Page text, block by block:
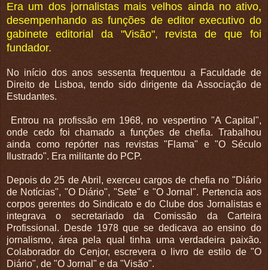
Era um dos jornalistas mais velhos ainda no ativo,
desempenhando as funções de editor executivo do
gabinete editorial da "Visão", revista de que foi
fundador.
No início dos anos sessenta frequentou a Faculdade de
Direito de Lisboa, tendo sido dirigente da Associação de
Estudantes.
Entrou na profissão em 1968, no vespertino "A Capital",
onde cedo foi chamado a funções de chefia. Trabalhou
ainda como repórter nas revistas "Flama" e "O Século
Ilustrado". Era militante do PCP.
Depois do 25 de Abril, exerceu cargos de chefia no "Diário
de Notícias", "O Diário", "Sete" e "O Jornal". Pertencia aos
corpos gerentes do Sindicato e do Clube dos Jornalistas e
integrava o secretariado da Comissão da Carteira
Profissional. Desde 1978 que se dedicava ao ensino do
jornalismo, área pela qual tinha uma verdadeira paixão.
Colaborador do Cenjor, escrevera o livro de estilo de "O
Diário", de "O Jornal" e da "Visão".